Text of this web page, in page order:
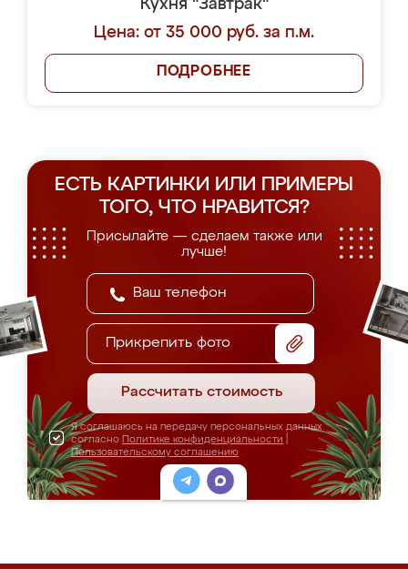
Кухня "Завтрак"
Цена: от 35 000 руб. за п.м.
ПОДРОБНЕЕ
ЕСТЬ КАРТИНКИ ИЛИ ПРИМЕРЫ
ТОГО, ЧТО НРАВИТСЯ?
Присылайте — сделаем также или
лучше!
Прикрепить фото
Рассчитать стоимость
Я соглашаюсь на передачу персональных данных
согласно Политике конфиденциальности
Пользовательскому соглашению